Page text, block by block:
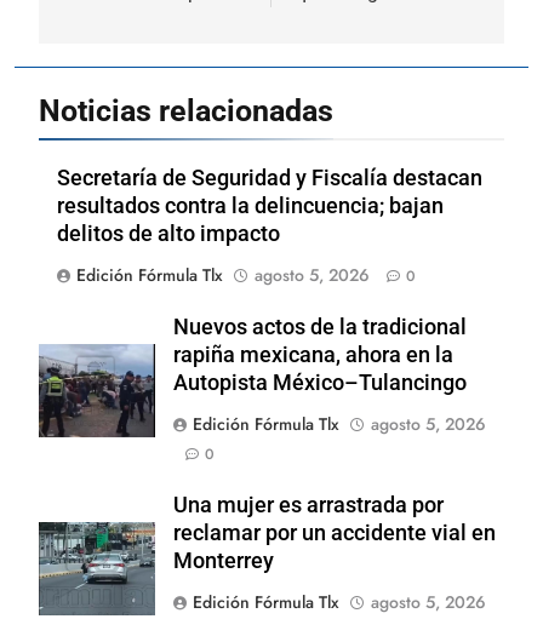
Noticias relacionadas
Secretaría de Seguridad y Fiscalía destacan
resultados contra la delincuencia; bajan
delitos de alto impacto
Edición Fórmula Tlx
agosto 5, 2026 0
Nuevos actos de la tradicional
rapiña mexicana, ahora en la
Autopista México–Tulancingo
Edición Fórmula Tlx
agosto 5, 2026
0
Una mujer es arrastrada por
reclamar por un accidente vial en
Monterrey
Edición Fórmula Tlx
agosto 5, 2026